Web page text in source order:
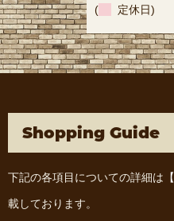
( 定休日)
Shopping Guide
下記の各項目についての詳細は
載しております。